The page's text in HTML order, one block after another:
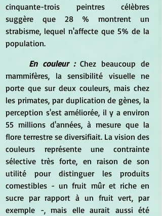
cinquante-trois peintres célèbres
suggère que 28 % montrent un
strabisme, lequel n'affecte que 5% de la
population.
	En couleur :
Chez beaucoup de
mammifères, la sensibilité visuelle ne
porte que sur deux couleurs, mais chez
les primates, par duplication de gènes, la
perception s'est améliorée, il y a environ
55 millions d'années, à mesure que la
flore terrestre se diversifiait. La vision des
couleurs représente une contrainte
sélective très forte, en raison de son
utilité pour distinguer les produits
comestibles - un fruit mûr et riche en
sucre par rapport à un fruit vert, par
exemple -, mais elle aurait aussi été